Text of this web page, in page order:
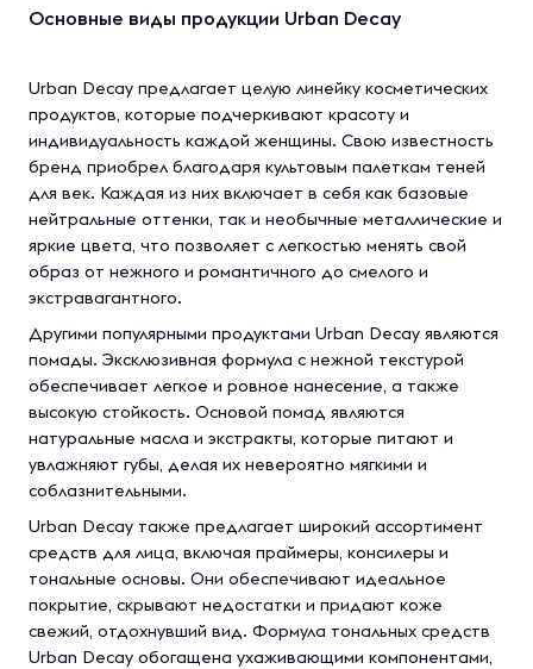
Основные виды продукции Urban Decay
Urban Decay предлагает целую линейку косметических
продуктов, которые подчеркивают красоту и
индивидуальность каждой женщины. Свою известность
бренд приобрел благодаря культовым палеткам теней
для век. Каждая из них включает в себя как базовые
нейтральные оттенки, так и необычные металлические и
яркие цвета, что позволяет с легкостью менять свой
образ от нежного и романтичного до смелого и
экстравагантного.
Другими популярными продуктами Urban Decay являются
помады. Эксклюзивная формула с нежной текстурой
обеспечивает легкое и ровное нанесение, а также
высокую стойкость. Основой помад являются
натуральные масла и экстракты, которые питают и
увлажняют губы, делая их невероятно мягкими и
соблазнительными.
Urban Decay также предлагает широкий ассортимент
средств для лица, включая праймеры, консилеры и
тональные основы. Они обеспечивают идеальное
покрытие, скрывают недостатки и придают коже
свежий, отдохнувший вид. Формула тональных средств
Urban Decay обогащена ухаживающими компонентами,